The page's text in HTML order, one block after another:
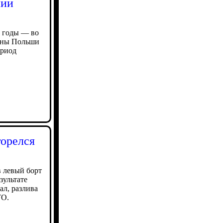
годы — во
Польши
левый борт
разлива